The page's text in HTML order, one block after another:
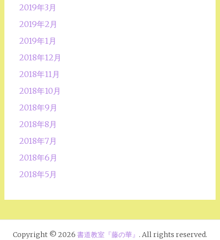
2019年3月
2019年2月
2019年1月
2018年12月
2018年11月
2018年10月
2018年9月
2018年8月
2018年7月
2018年6月
2018年5月
Copyright © 2026 書道教室『藤の華』 . All rights reserved.